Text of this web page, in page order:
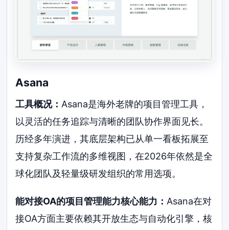
Asana
工具概况： Asana是海外老牌的项目管理工具，
以灵活的任务追踪与清晰的团队协作界面见长。
历经多年演进，其底层架构已从单一看板拓展至
支持复杂工作流的多维视图，在2026年依然是全
球化团队及轻量级研发组织的常用选项。
能对接OA的项目管理能力核心能力： Asana在对
接OA方面主要依赖其开放生态与自动化引擎，核